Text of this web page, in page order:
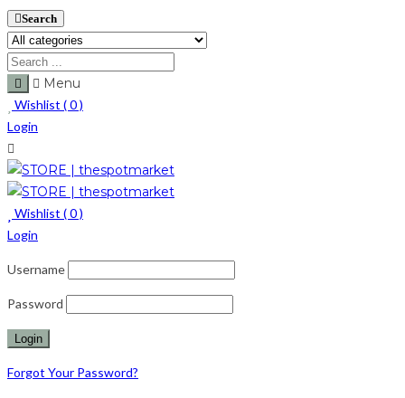
Search
Menu
Wishlist (0)
Login
Wishlist (0)
Login
Username
Password
Forgot Your Password?